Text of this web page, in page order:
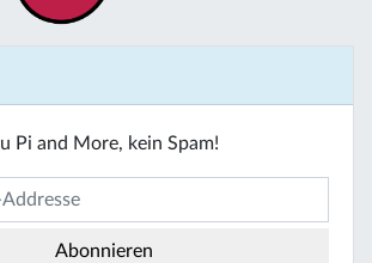
Pi and More, kein Spam!